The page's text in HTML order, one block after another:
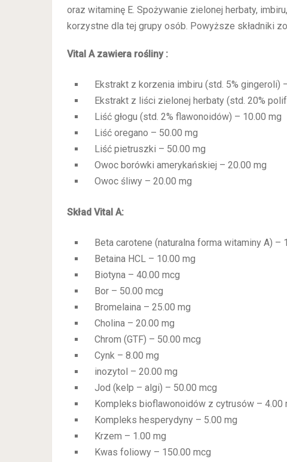
oraz witaminę E. Spożywanie zielonej herbaty,
korzystne dla tej grupy osób. Powyższe składniki
Vital A zawiera rośliny :
Ekstrakt z korzenia imbiru (std. 5% gingeroli)
Ekstrakt z liści zielonej herbaty (std. 20%
Liść głogu (std. 2% flawonoidów) – 10.00 mg
Liść oregano – 50.00 mg
Liść pietruszki – 50.00 mg
Owoc borówki amerykańskiej – 20.00 mg
Owoc śliwy – 20.00 mg
Skład Vital A:
Beta carotene (naturalna forma witaminy A) –
Betaina HCL – 10.00 mg
Biotyna – 40.00 mcg
Bor – 50.00 mcg
Bromelaina – 25.00 mg
Cholina – 20.00 mg
Chrom (GTF) – 50.00 mcg
Cynk – 8.00 mg
inozytol – 20.00 mg
Jod (kelp – algi) – 50.00 mcg
Kompleks bioflawonoidów z cytrusów – 4.00
Kompleks hesperydyny – 5.00 mg
Krzem – 1.00 mg
Kwas foliowy – 150.00 mcg